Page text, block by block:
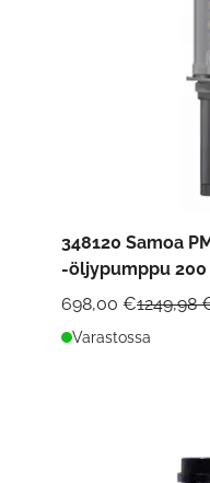
348120 Samoa
-öljypumppu
698,00 €1249,98
Varastossa